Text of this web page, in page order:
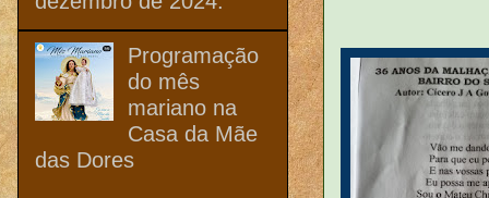
Programação
do mês
mariano na
Casa da Mãe
das Dores